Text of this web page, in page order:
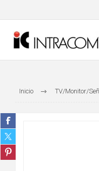
Inicio TV/Monitor/